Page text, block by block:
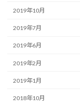
2019年10月
2019年7月
2019年6月
2019年2月
2019年1月
2018年10月